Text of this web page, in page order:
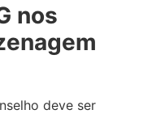
nos
deve ser